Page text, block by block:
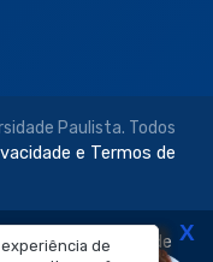
de
de
Paulista. Todos
e Termos de
neste site são de X